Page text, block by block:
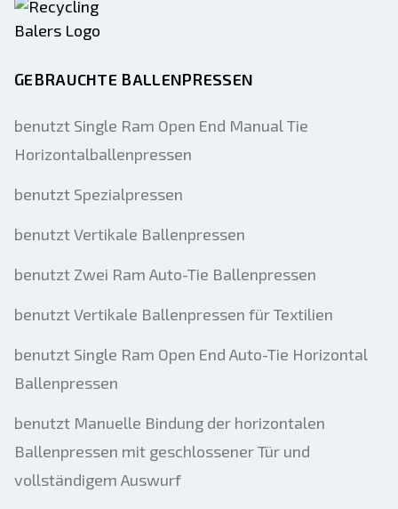
GEBRAUCHTE BALLENPRESSEN
benutzt Single Ram Open End Manual Tie
Horizontalballenpressen
benutzt Spezialpressen
benutzt Vertikale Ballenpressen
benutzt Zwei Ram Auto-Tie Ballenpressen
benutzt Vertikale Ballenpressen für Textilien
benutzt Single Ram Open End Auto-Tie Horizontal
Ballenpressen
benutzt Manuelle Bindung der horizontalen
Ballenpressen mit geschlossener Tür und
vollständigem Auswurf